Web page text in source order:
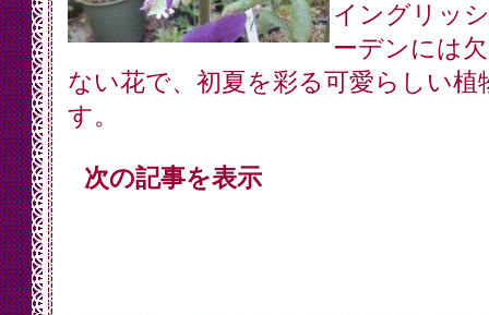
イングリッ
ーデンには
ない花で、初夏を彩る可愛らしい植
す。
次の記事を表示